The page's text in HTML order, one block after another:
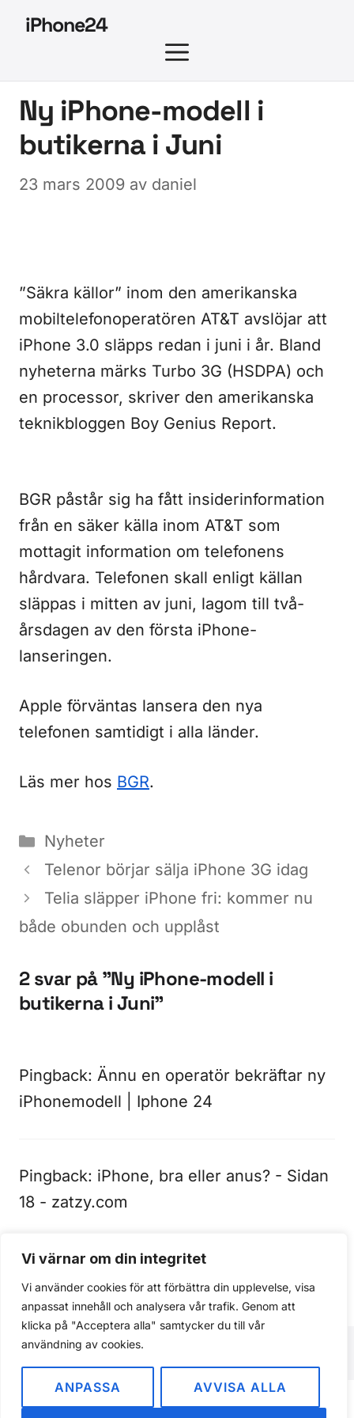
Vi värnar om din integritet
Vi använder cookies för att förbättra din upplevelse, visa
anpassat innehåll och analysera vår trafik. Genom att
klicka på "Acceptera alla" samtycker du till vår
användning av cookies.
ANPASSA AVVISA ALLA
iPhone24
MENY
Ny iPhone-modell i
butikerna i Juni
23 mars 2009 av daniel
”Säkra källor” inom den amerikanska
mobiltelefonoperatören AT&T avslöjar att
iPhone 3.0 släpps redan i juni i år. Bland
nyheterna märks Turbo 3G (HSDPA) och
en processor, skriver den amerikanska
teknikbloggen Boy Genius Report.
BGR påstår sig ha fått insiderinformation
från en säker källa inom AT&T som
mottagit information om telefonens
hårdvara. Telefonen skall enligt källan
släppas i mitten av juni, lagom till två-
årsdagen av den första iPhone-
lanseringen.
Apple förväntas lansera den nya
telefonen samtidigt i alla länder.
Läs mer hos BGR.
Kategorier
Nyheter
Telenor börjar sälja iPhone 3G idag
Telia släpper iPhone fri: kommer nu
både obunden och upplåst
2 svar på ”Ny iPhone-modell i
butikerna i Juni”
Pingback: Ännu en operatör bekräftar ny
iPhonemodell | Iphone 24
Pingback: iPhone, bra eller anus? - Sidan
18 - zatzy.com
Om Integritetspolicy